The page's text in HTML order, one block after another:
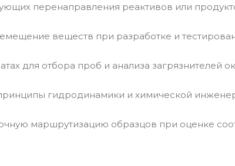
перенаправления реактивов или
веществ при разработке и
для отбора проб и анализа загрязнителей
гидродинамики и химической
маршрутизацию образцов при оценке